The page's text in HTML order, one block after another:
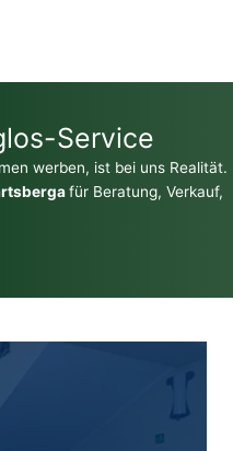
Service
werben, ist bei uns Realität.
für Beratung, Verkauf,